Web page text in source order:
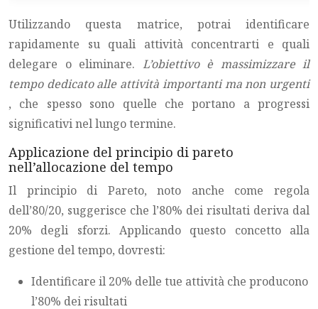
Utilizzando questa matrice, potrai identificare
rapidamente su quali attività concentrarti e quali
delegare o eliminare. L’obiettivo è massimizzare il
tempo dedicato alle attività importanti ma non urgenti
, che spesso sono quelle che portano a progressi
significativi nel lungo termine.
Applicazione del principio di pareto
nell’allocazione del tempo
Il principio di Pareto, noto anche come regola
dell’80/20, suggerisce che l’80% dei risultati deriva dal
20% degli sforzi. Applicando questo concetto alla
gestione del tempo, dovresti:
Identificare il 20% delle tue attività che producono
l’80% dei risultati